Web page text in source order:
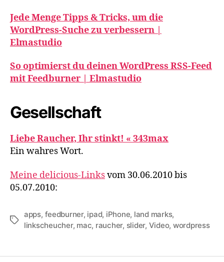
Jede Menge Tipps & Tricks, um die
WordPress-Suche zu verbessern |
Elmastudio
So optimierst du deinen WordPress RSS-Feed
mit Feedburner | Elmastudio
Gesellschaft
Liebe Raucher, Ihr stinkt! « 343max
Ein wahres Wort.
Meine delicious-Linksvom 30.06.2010 bis
05.07.2010:
Schlagwörter
apps, feedburner, ipad, iPhone, land marks,
linkscheucher, mac, raucher, slider, Video, wordpress